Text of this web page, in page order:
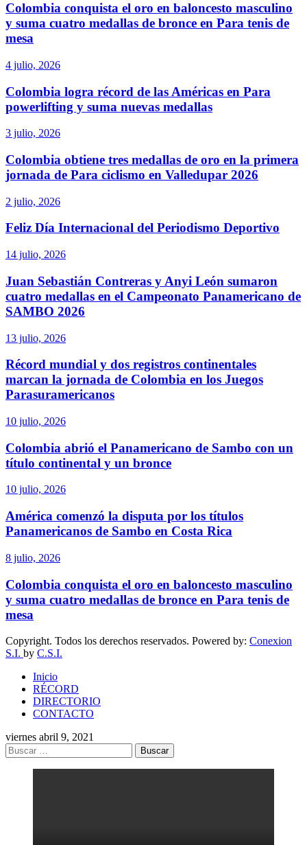
Colombia conquista el oro en baloncesto masculino
y suma cuatro medallas de bronce en Para tenis de
mesa
4 julio, 2026
Colombia logra récord de las Américas en Para
powerlifting y suma nuevas medallas
3 julio, 2026
Colombia obtiene tres medallas de oro en la primera
jornada de Para ciclismo en Valledupar 2026
2 julio, 2026
Feliz Día Internacional del Periodismo Deportivo
14 julio, 2026
Juan Sebastián Contreras y Anyi León sumaron
cuatro medallas en el Campeonato Panamericano de
SAMBO 2026
13 julio, 2026
Récord mundial y dos registros continentales
marcan la jornada de Colombia en los Juegos
Parasuramericanos
10 julio, 2026
Colombia abrió el Panamericano de Sambo con un
título continental y un bronce
10 julio, 2026
América comenzó la disputa por los títulos
Panamericanos de Sambo en Costa Rica
8 julio, 2026
Colombia conquista el oro en baloncesto masculino
y suma cuatro medallas de bronce en Para tenis de
mesa
Copyright. Todos los derechos reservados. Powered by: Conexion
S.I. by C.S.I.
Inicio
RÉCORD
DIRECTORIO
CONTACTO
viernes abril 9, 2021
Buscar: